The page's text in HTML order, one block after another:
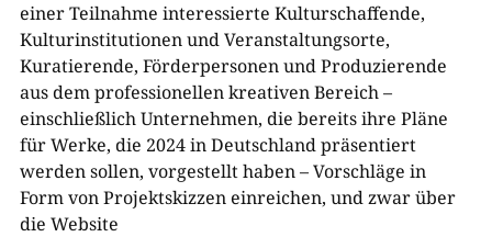
einer Teilnahme interessierte Kulturschaffende,
Kulturinstitutionen und Veranstaltungsorte,
Kuratierende, Förderpersonen und Produzierende
aus dem professionellen kreativen Bereich –
einschließlich Unternehmen, die bereits ihre Pläne
für Werke, die 2024 in Deutschland präsentiert
werden sollen, vorgestellt haben – Vorschläge in
Form von Projektskizzen einreichen, und zwar über
die Website